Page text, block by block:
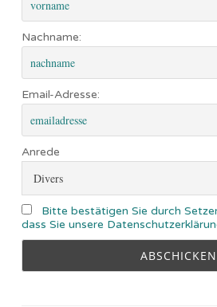
Nachname:
Email-Adresse:
Anrede
Bitte bestätigen Sie durch
dass Sie unsere